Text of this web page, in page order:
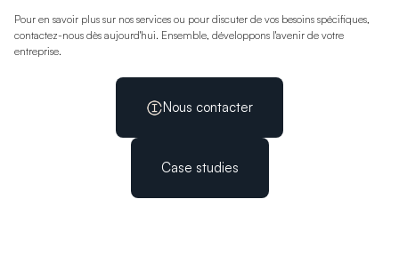
Pour en savoir plus sur nos services ou pour discuter de vos besoins spécifiques,
contactez-nous dès aujourd'hui. Ensemble, développons l'avenir de votre
entreprise.
Nous contacter
Case studies